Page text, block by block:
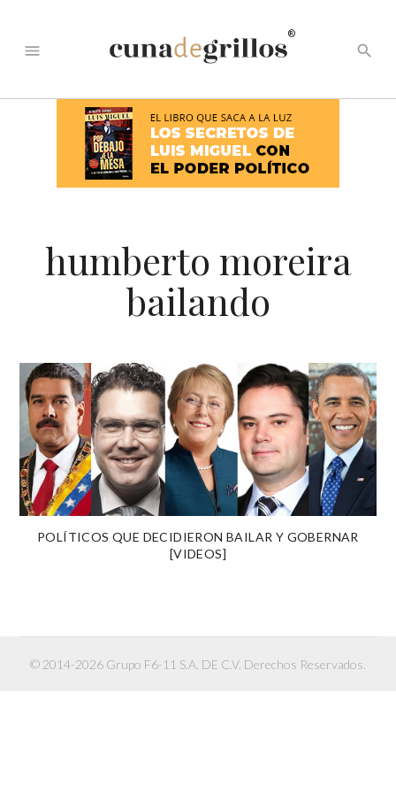
menu
®
search
humberto moreira
bailando
POLÍTICOS QUE DECIDIERON BAILAR Y GOBERNAR
[VIDEOS]
© 2014-2026 Grupo F6-11 S.A. DE C.V. Derechos Reservados.